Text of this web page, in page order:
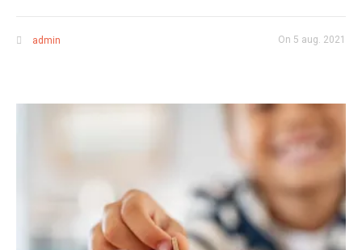
On 5 aug. 2021
admin